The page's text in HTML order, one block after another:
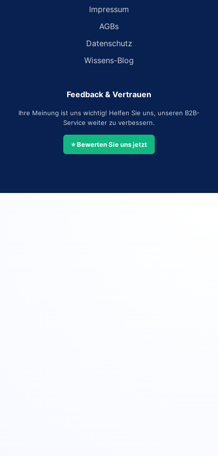
Impressum
AGBs
Datenschutz
Wissens-Blog
Feedback & Vertrauen
Ihre Meinung ist uns wichtig! Helfen Sie uns, unseren B2B-
Service weiter zu verbessern.
⭐ Bewerten Sie uns jetzt